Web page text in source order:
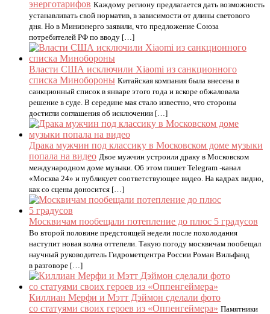
энерготарифов Каждому региону предлагается дать возможность
устанавливать свой норматив, в зависимости от длины светового
дня. Но в Миниэнерго заявили, что предложение Союза
потребителей РФ по вводу […]
Власти США исключили Xiaomi из санкционного
списка Минобороны Китайская компания была внесена в
санкционный список в январе этого года и вскоре обжаловала
решение в суде. В середине мая стало известно, что стороны
достигли соглашения об исключении […]
Драка мужчин под классику в Московском доме музыки
попала на видео Двое мужчин устроили драку в Московском
международном доме музыки. Об этом пишет Telegram -канал
«Москва 24» и публикует соответствующее видео. На кадрах видно,
как со сцены доносится […]
Москвичам пообещали потепление до плюс 5 градусов
Во второй половине предстоящей недели после похолодания
наступит новая волна оттепели. Такую погоду москвичам пообещал
научный руководитель Гидрометцентра России Роман Вильфанд
в разговоре […]
Киллиан Мерфи и Мэтт Дэймон сделали фото
со статуями своих героев из «Оппенгеймера» Памятники